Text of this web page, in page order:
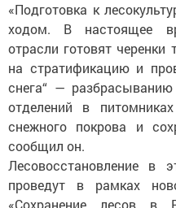
«Подготовка к
ходом. В настоящее
отрасли готовят
на стратификацию и
снега“ —
отделений в
снежного покрова и
сообщил он.
Лесовосстановление
проведут в рамках